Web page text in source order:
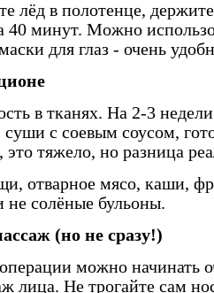
лёд в полотенце,
40 минут. Можно
для глаз - очень
в тканях. На 2-3 недели
с соевым соусом,
тяжело, но разница
отварное мясо, каши,
не солёные бульоны.
(но не сразу!)
можно начинать
лица. Не трогайте сам